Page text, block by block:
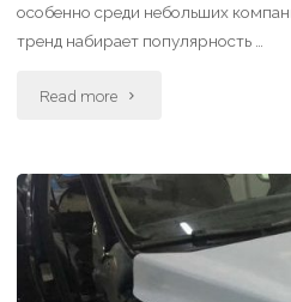
особенно среди небольших
тренд набирает популярность …
Read more